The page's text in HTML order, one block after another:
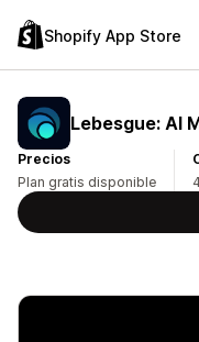
Shopify App Store
Lebesgue: AI
Precios
Plan gratis disponible